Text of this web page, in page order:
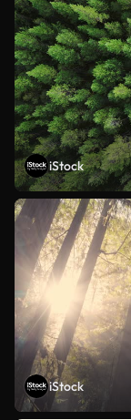
iStock
iStock